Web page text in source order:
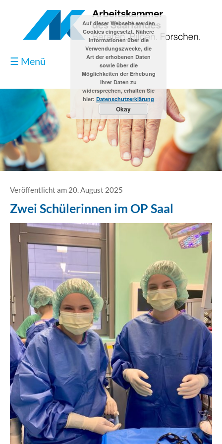
☰ Menü
Blog
Kontakt
Datenschutzerklärung
Erklärung Barrierefreiheit
Veröffentlicht am 20. August 2025
Zwei Schülerinnen im OP Saal
Auf dieser Webseite werden
Cookies eingesetzt. Nähere
Informationen über die
Verwendungszwecke, die
Art der erhobenen Daten
sowie über die
Möglichkeiten der Erhebung
Ihrer Daten zu
widersprechen, erhalten Sie
hier: Datenschutzerklärung
Okay